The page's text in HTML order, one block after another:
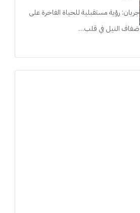
جريان: رؤية مستقبلية للحياة الفاخرة على
ضفاف النيل في قلب…